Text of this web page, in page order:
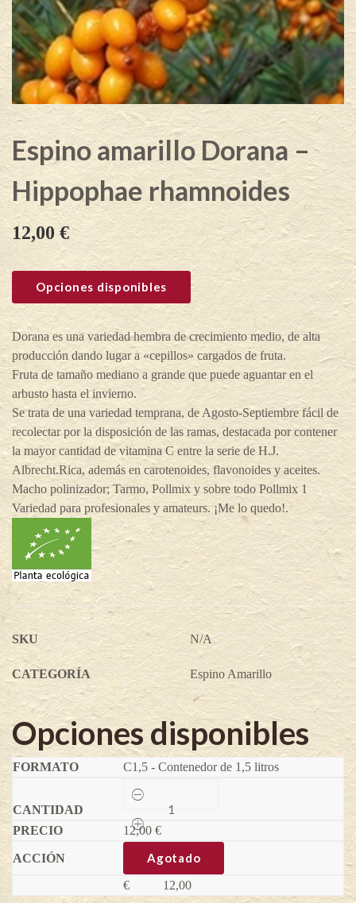
Espino amarillo Dorana –
Hippophae rhamnoides
12,00€
Opciones disponibles
Dorana es una variedad hembra de crecimiento medio, de alta
producción dando lugar a «cepillos» cargados de fruta.
Fruta de tamaño mediano a grande que puede aguantar en el
arbusto hasta el invierno.
Se trata de una variedad temprana, de Agosto-Septiembre fácil de
recolectar por la disposición de las ramas, destacada por contener
la mayor cantidad de vitamina C entre la serie de H.J.
Albrecht.Rica, además en carotenoides, flavonoides y aceites.
Macho polinizador; Tarmo, Pollmix y sobre todo Pollmix 1
Variedad para profesionales y amateurs. ¡Me lo quedo!.
SKU N/A
CATEGORÍA Espino Amarillo
Opciones disponibles
C1,5 - Contenedor de 1,5 litros
Espino
amarillo
Dorana
-
Hippophae
rhamnoides
quantity
12,00 €
Agotado
€ 12,00